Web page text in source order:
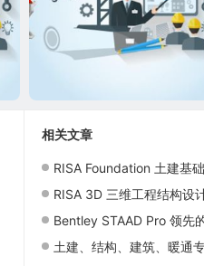
相关文章
RISA Foundation 土建基
RISA 3D 三维工程结构设
Bentley STAAD Pro 领先
土建、结构、建筑、暖通专